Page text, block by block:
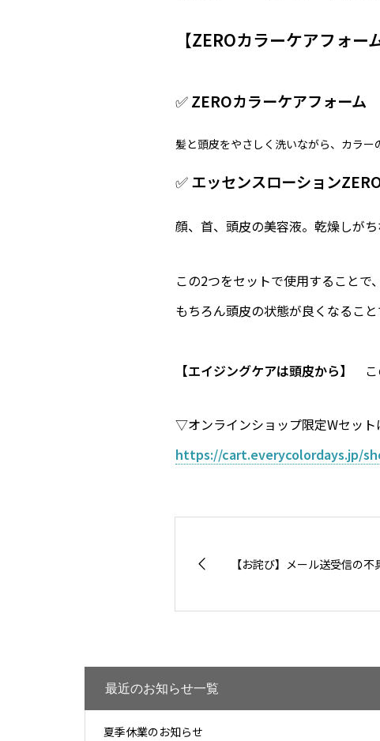
【ZEROカラーケアフォ
✅ZEROカラーケアフォーム
髪と頭皮をやさしく洗いながら、カラー
✅エッセンスローション
顔、首、頭皮の美容液。乾燥しが
この2つをセットで使用することで
もちろん頭皮の状態が良くなるこ
【エイジングケアは頭皮から】 こ
▽オンラインショップ限定Wセッ
https://cart.everycolordays.jp/
【お詫び】メール送受信の不
最近のお知らせ一覧
夏季休業のお知らせ